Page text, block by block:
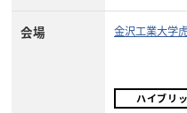
会場 金沢工業大学
ハイブリ